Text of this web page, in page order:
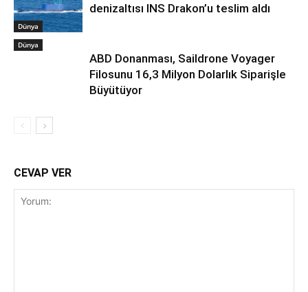
Dünya
denizaltısı INS Drakon’u teslim aldı
Dünya
ABD Donanması, Saildrone Voyager
Filosunu 16,3 Milyon Dolarlık Siparişle
Büyütüyor
CEVAP VER